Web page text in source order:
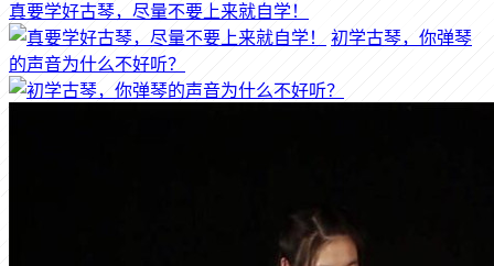
真要学好古琴，尽量不要上来就自学！
初学古琴，你弹琴
的声音为什么不好听？